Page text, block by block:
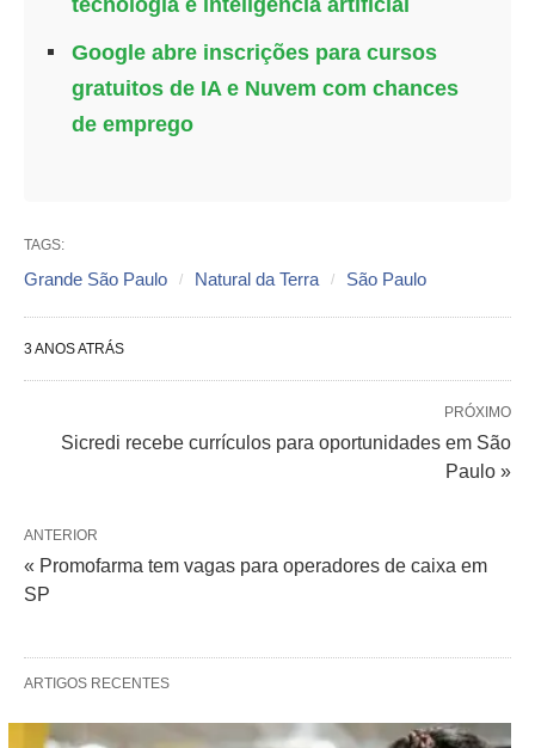
tecnologia e inteligência artificial
Google abre inscrições para cursos
gratuitos de IA e Nuvem com chances
de emprego
TAGS:
Grande São Paulo Natural da Terra São Paulo
3 ANOS ATRÁS
PRÓXIMO
Sicredi recebe currículos para oportunidades em São
Paulo »
ANTERIOR
« Promofarma tem vagas para operadores de caixa em
SP
ARTIGOS RECENTES